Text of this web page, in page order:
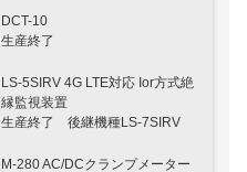
DCT-10
生産終了
LS-5SIRV 4G LTE対応 Ior方式絶
縁監視装置
生産終了 後継機種LS-7SIRV
M-280 AC/DCクランプメーター